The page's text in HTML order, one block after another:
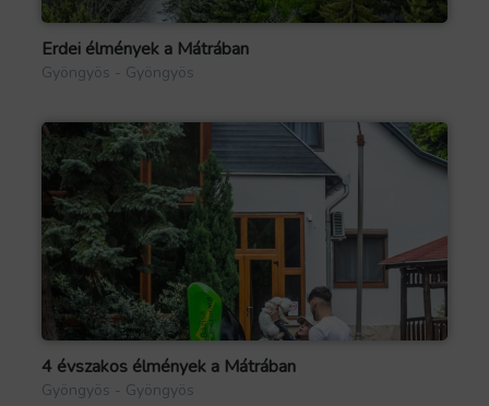
Erdei élmények a Mátrában
Gyöngyös - Gyöngyös
4 évszakos élmények a Mátrában
Gyöngyös - Gyöngyös